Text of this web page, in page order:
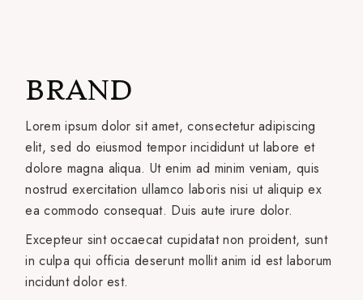
BRAND
Lorem ipsum dolor sit amet, consectetur adipiscing
elit, sed do eiusmod tempor incididunt ut labore et
dolore magna aliqua. Ut enim ad minim veniam, quis
nostrud exercitation ullamco laboris nisi ut aliquip ex
ea commodo consequat. Duis aute irure dolor.
Excepteur sint occaecat cupidatat non proident, sunt
in culpa qui officia deserunt mollit anim id est laborum
incidunt dolor est.